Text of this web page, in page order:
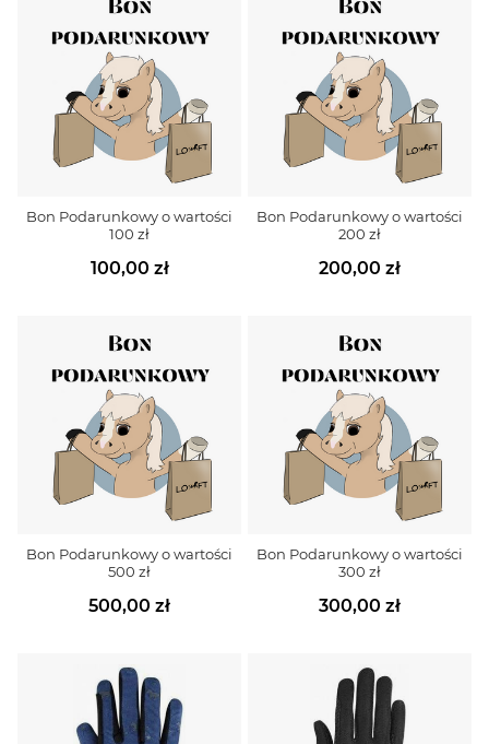
Bon Podarunkowy o wartości
100 zł
100,00 zł
Bon Podarunkowy o wartości
200 zł
200,00 zł
Bon Podarunkowy o wartości
500 zł
500,00 zł
Bon Podarunkowy o wartości
300 zł
300,00 zł